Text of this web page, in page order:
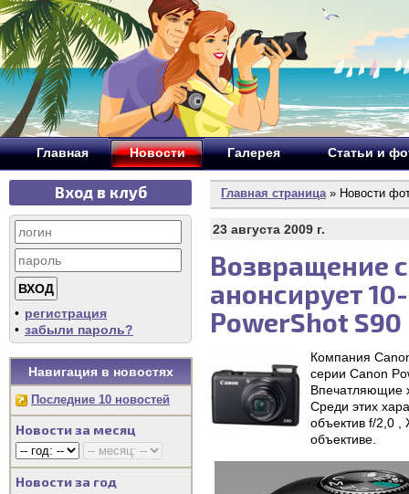
Главная Новости Галерея Статьи и
Вход в клуб
• регистрация
• забыли пароль?
Навигация в новостях
Последние 10 новостей
Новости за месяц
Новости за год
Главная страница» Новости
23 августа 2009 г.
Возвращение
анонсирует
PowerShot S90
Компания
серии Canon
Впечатляющие
Среди этих
объектив f/2,0 ,
объективе.